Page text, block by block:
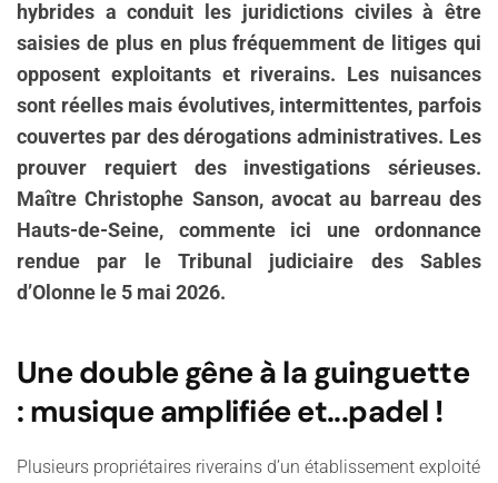
hybrides a conduit les juridictions civiles à être
saisies de plus en plus fréquemment de litiges qui
opposent exploitants et riverains. Les nuisances
sont réelles mais évolutives, intermittentes, parfois
couvertes par des dérogations administratives. Les
prouver requiert des investigations sérieuses.
Maître Christophe Sanson, avocat au barreau des
Hauts-de-Seine, commente ici une ordonnance
rendue par le Tribunal judiciaire des Sables
d’Olonne le 5 mai 2026.
Une double gêne à la guinguette
: musique amplifiée et...padel !
Plusieurs propriétaires riverains d’un établissement exploité